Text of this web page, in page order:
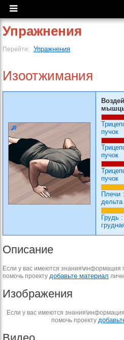
Упражнения
Перейти: Упражнения
Изоотжимания
пучок
пучок
пучок
Плечи :
дельта
Грудь :
Описание
Если у вас имеются знания\информация
помочь проекту добавьте материал
Изображения
Если у вас имеются
помочь проекту